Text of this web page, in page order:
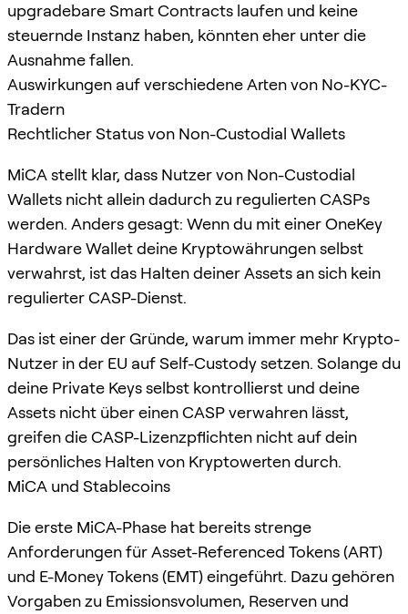
upgradebare Smart Contracts laufen und keine
steuernde Instanz haben, könnten eher unter die
Ausnahme fallen.
Auswirkungen auf verschiedene Arten von No-KYC-
Tradern
Rechtlicher Status von Non-Custodial Wallets
MiCA stellt klar, dass Nutzer von Non-Custodial
Wallets nicht allein dadurch zu regulierten CASPs
werden. Anders gesagt: Wenn du mit einer OneKey
Hardware Wallet deine Kryptowährungen selbst
verwahrst, ist das Halten deiner Assets an sich kein
regulierter CASP-Dienst.
Das ist einer der Gründe, warum immer mehr Krypto-
Nutzer in der EU auf Self-Custody setzen. Solange du
deine Private Keys selbst kontrollierst und deine
Assets nicht über einen CASP verwahren lässt,
greifen die CASP-Lizenzpflichten nicht auf dein
persönliches Halten von Kryptowerten durch.
MiCA und Stablecoins
Die erste MiCA-Phase hat bereits strenge
Anforderungen für Asset-Referenced Tokens (ART)
und E-Money Tokens (EMT) eingeführt. Dazu gehören
Vorgaben zu Emissionsvolumen, Reserven und